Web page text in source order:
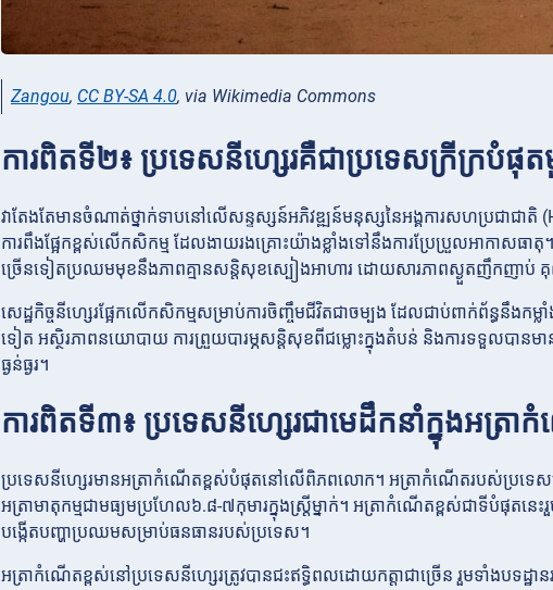
Zangou, CC BY-SA 4.0, via Wikimedia Commons
ការពិតទី២៖ ប្រទេសនីហ្សេរគឺជាប្រទេសក្រីក្រ
វាតែងតែមានចំណាត់ថ្នាក់ទាបនៅលើសន្ទស្សន៍អភិវឌ្ឍន៍មនុស្សនៃអង្គការសហប្រជាជា
ការពឹងផ្អែកខ្ពស់លើកសិកម្ម ដែលងាយរងគ្រោះយ៉ាងខ្លាំងទៅនឹងការប្រែប្រួលអាកាសធ
ច្រើនទៀតប្រឈមមុខនឹងភាពគ្មានសន្តិសុខស្បៀងអាហារ ដោយសារភាពស្ងួតញឹកញាប់
សេដ្ឋកិច្ចនីហ្សេរផ្អែកលើកសិកម្មសម្រាប់ការចិញ្ចឹមជីវិតជាចម្បង ដែលជាប់ពាក់ព័ន្ធនឹងក
ទៀត អស្ថិរភាពនយោបាយ ការព្រួយបារម្ភសន្តិសុខពីជម្លោះក្នុងតំបន់ និងការទទួលបានមា
ធ្ងន់ធ្ងរ។
ការពិតទី៣៖ ប្រទេសនីហ្សេរជាមេដឹកនាំក្នុងអត្រា
ប្រទេសនីហ្សេរមានអត្រាកំណើតខ្ពស់បំផុតនៅលើពិភពលោក។ អត្រាកំណើតរបស់ប្រទេ
អត្រាមាតុកម្មជាមធ្យមប្រហែល៦.៨-៧កុមារក្នុងស្ត្រីម្នាក់។ អត្រាកំណើតខ្ពស់ជាទីបំផុ
បង្កើតបញ្ហាប្រឈមសម្រាប់ធនធានរបស់ប្រទេស។
អត្រាកំណើតខ្ពស់នៅប្រទេសនីហ្សេរត្រូវបានជះឥទ្ធិពលដោយកត្តាជាច្រើន រួមទាំងបទដ្ឋា